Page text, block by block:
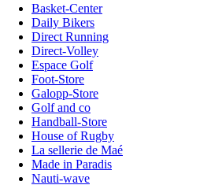
Basket-Center
Daily Bikers
Direct Running
Direct-Volley
Espace Golf
Foot-Store
Galopp-Store
Golf and co
Handball-Store
House of Rugby
La sellerie de Maé
Made in Paradis
Nauti-wave